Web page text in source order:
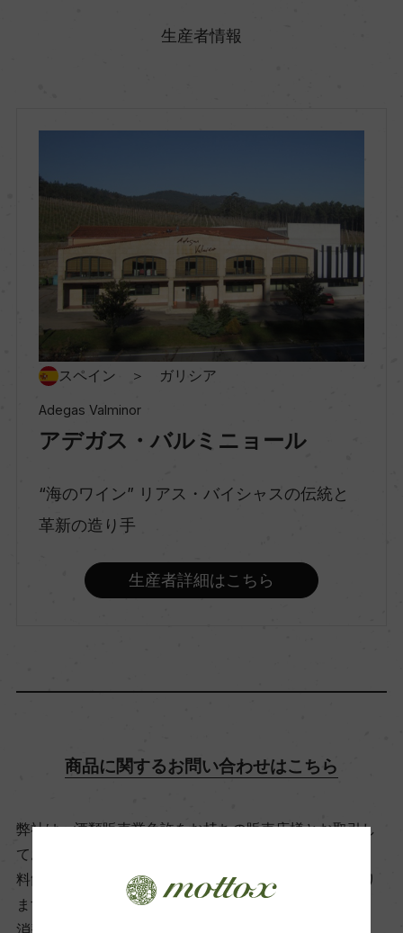
地区名
種類
スティルワイン
味わい
アルバリーニョ 100%
ー
有機JAS認証
生産者情報
スペイン ＞ ガリシア
Adegas Valminor
アデガス・バルミニョール
“海のワイン” リアス・バイシャスの伝統と
革新の造り手
生産者詳細はこちら
商品に関するお問い合わせはこちら
弊社は、酒類販売業免許をお持ちの販売店様とお取引し
ております。
料飲店様には帳合酒販店様を通して商品を提供しており
ます。